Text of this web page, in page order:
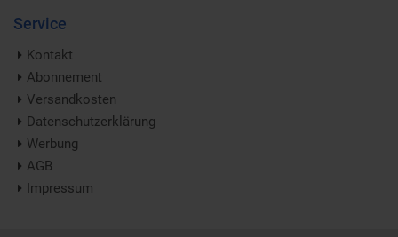
Service
Kontakt
Abonnement
Versandkosten
Datenschutzerklärung
Werbung
AGB
Impressum